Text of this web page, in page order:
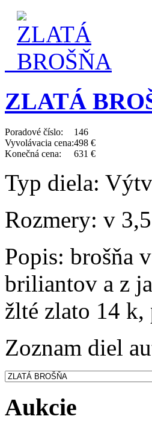
ZLATÁ
Poradové číslo:
146
Vyvolávacia cena:498 €
Konečná cena:
631 €
Typ diela:
Rozmery: v
Popis: brošňa
briliantov a z
žlté zlato 14 k,
Zoznam diel
Aukcie